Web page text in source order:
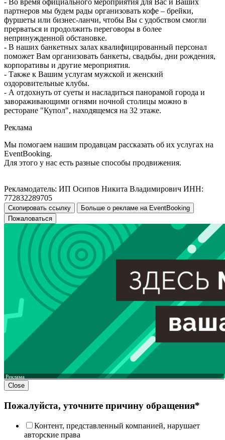
партнеров мы будем рады организовать кофе – брейки,
фуршеты или бизнес-ланчи, чтобы Вы с удобством смогли
прерваться и продолжить переговоры в более
непринужденной обстановке.
- В наших банкетных залах квалифицированный персонал
поможет Вам организовать банкеты, свадьбы, дни рождения,
корпоративы и другие мероприятия.
- Также к Вашим услугам мужской и женский
оздоровительные клубы.
- А отдохнуть от суеты и насладиться панорамой города и
завораживающими огнями ночной столицы можно в
ресторане "Купол", находящемся на 32 этаже.
Реклама
Мы помогаем нашим продавцам рассказать об их услугах на
EventBooking.
Для этого у нас есть разные способы продвижения.
Рекламодатель: ИП Осипов Никита Владимирович ИНН:
772832289705
Скопировать ссылку
Больше о рекламе на EventBooking
Пожаловаться
Реклама
Close
Пожалуйста, уточните причину обращения*
Контент, представленный компанией, нарушает
авторские права